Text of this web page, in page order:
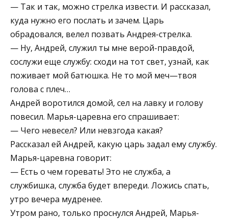
— Так и так, можно стрелка извести. И рассказал,
куда нужно его послать и зачем. Царь
обрадовался, велел позвать Андрея-стрелка.
— Ну, Андрей, служил ты мне верой-правдой,
сослужи еще службу: сходи на тот свет, узнай, как
поживает мой батюшка. Не то мой меч—твоя
голова с плеч…
Андрей воротился домой, сел на лавку и голову
повесил. Марья-царевна его спрашивает:
— Чего невесел? Или невзгода какая?
Рассказал ей Андрей, какую царь задал ему службу.
Марья-царевна говорит:
— Есть о чем горевать! Это не служба, а
службишка, служба будет впереди. Ложись спать,
утро вечера мудренее.
Утром рано, только проснулся Андрей, Марья-